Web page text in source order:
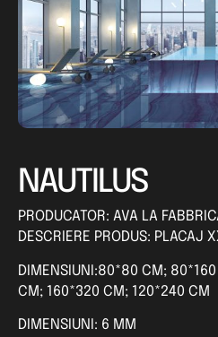
NAUTILUS
PRODUCATOR: AVA LA
DESCRIERE PRODUS: PLACAJ
DIMENSIUNI:80*80 CM;
CM; 160*320 CM; 120*240 CM
DIMENSIUNI: 6 MM